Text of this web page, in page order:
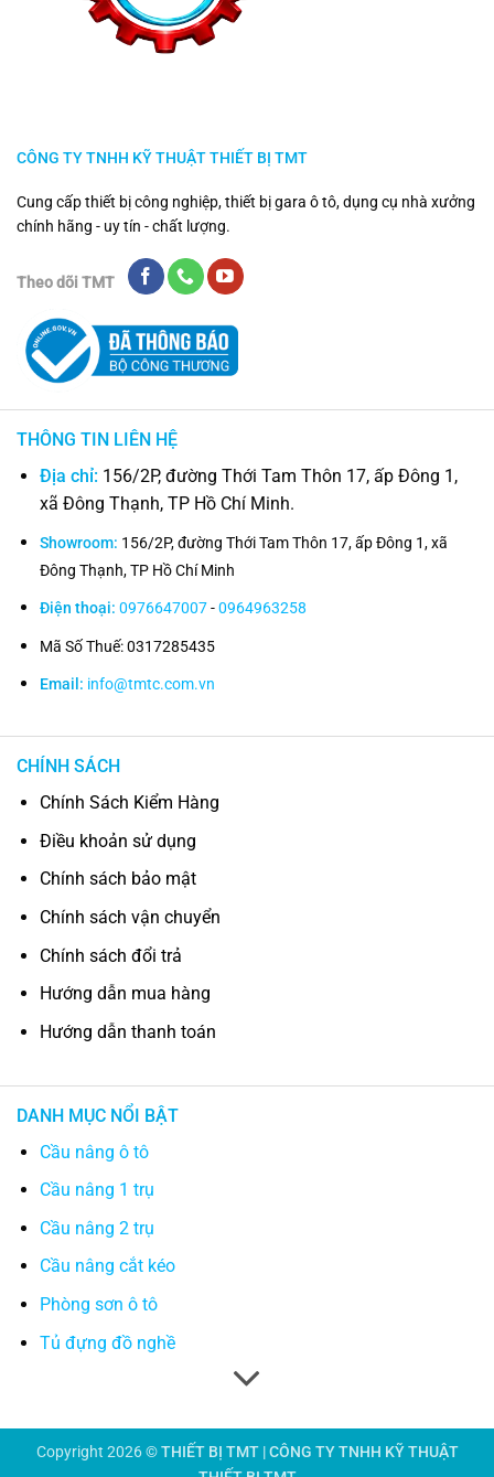
CÔNG TY TNHH KỸ THUẬT THIẾT BỊ TMT
Cung cấp thiết bị công nghiệp, thiết bị gara ô tô, dụng cụ nhà xưởng
chính hãng - uy tín - chất lượng.
Theo dõi TMT
THÔNG TIN LIÊN HỆ
Địa chỉ: 156/2P, đường Thới Tam Thôn 17, ấp Đông 1,
xã Đông Thạnh, TP Hồ Chí Minh.
Showroom: 156/2P, đường Thới Tam Thôn 17, ấp Đông 1, xã
Đông Thạnh, TP Hồ Chí Minh
Điện thoại: 0976647007-0964963258
Mã Số Thuế: 0317285435
Email: info@tmtc.com.vn
CHÍNH SÁCH
Chính Sách Kiểm Hàng
Điều khoản sử dụng
Chính sách bảo mật
Chính sách vận chuyển
Chính sách đổi trả
Hướng dẫn mua hàng
Hướng dẫn thanh toán
DANH MỤC NỔI BẬT
Cầu nâng ô tô
Cầu nâng 1 trụ
Cầu nâng 2 trụ
Cầu nâng cắt kéo
Phòng sơn ô tô
Tủ đựng đồ nghề
Copyright 2026 ©THIẾT BỊ TMT | CÔNG TY TNHH KỸ THUẬT